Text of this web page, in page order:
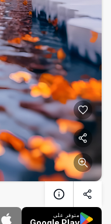
متوفر على